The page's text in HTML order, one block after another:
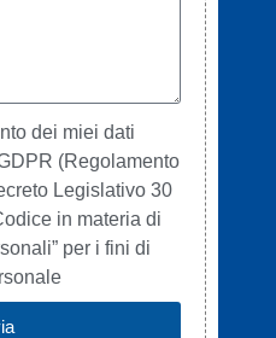
dei miei dati
(Regolamento
Legislativo 30
in materia di
per i fini di